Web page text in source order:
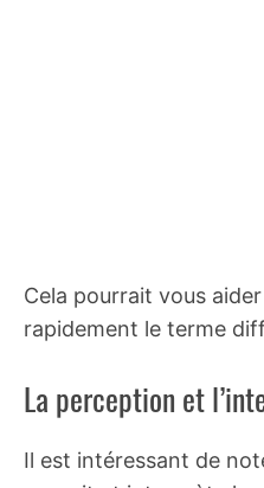
Cela pourrait vous
rapidement le terme
La perception et
Il est intéressant de